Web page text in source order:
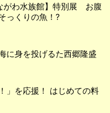
がわ水族館】特別展 お腹
っくりの魚！?
に身を投げるた西郷隆盛
」を応援！ はじめての料